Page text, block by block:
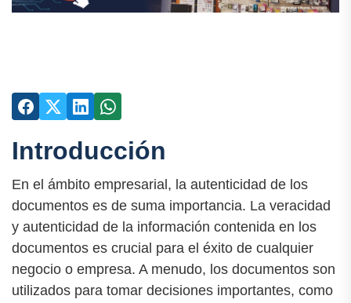
Introducción
En el ámbito empresarial, la autenticidad de los
documentos es de suma importancia. La veracidad
y autenticidad de la información contenida en los
documentos es crucial para el éxito de cualquier
negocio o empresa. A menudo, los documentos son
utilizados para tomar decisiones importantes, como